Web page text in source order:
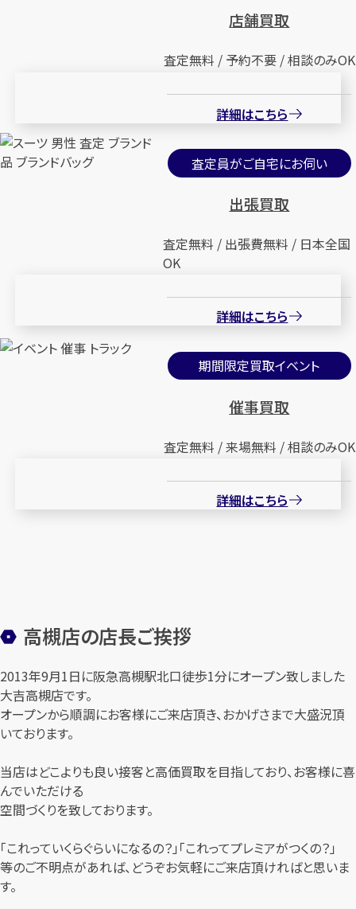
店舗買取
査定無料 / 予約不要 / 相談のみOK
詳細はこちら
査定員がご自宅にお伺い
出張買取
査定無料 / 出張費無料 / 日本全国
OK
詳細はこちら
期間限定買取イベント
催事買取
査定無料 / 来場無料 / 相談のみOK
詳細はこちら
高槻店の店長ご挨拶
2013年9月1日に阪急高槻駅北口徒歩1分にオープン致しました
大吉高槻店です。
オープンから順調にお客様にご来店頂き、おかげさまで大盛況頂
いております。
当店はどこよりも良い接客と高価買取を目指しており、お客様に喜
んでいただける
空間づくりを致しております。
「これっていくらぐらいになるの？」「これってプレミアがつくの？」
等のご不明点があれば、どうぞお気軽にご来店頂ければと思いま
す。